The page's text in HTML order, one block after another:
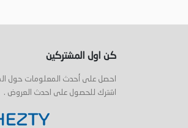
كن اول المشتركين
احصل على أحدث المعلومات حول
اشترك للحصول على احدث العروض .